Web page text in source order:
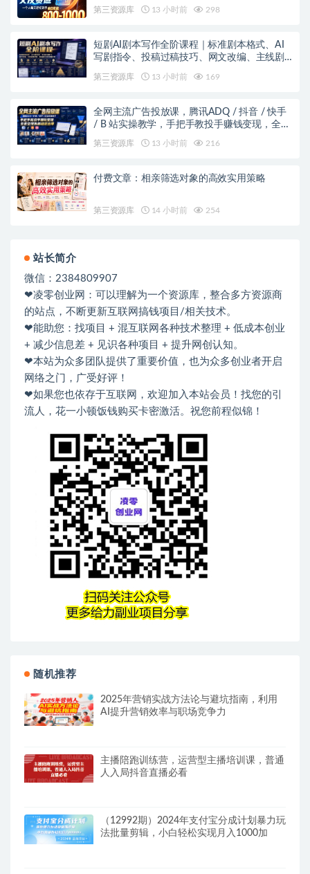
第三资源库 13 小时前 298
短剧AI剧本写作全阶课程｜标准剧本格式、AI
写剧指令、投稿过稿技巧、网文改编、主线剧
第三资源库 13 小时前 169
全网主流广告投放课，腾讯ADQ / 抖音 / 快手
/ B 站实操教学，手把手教投手赚钱变现，全套
第三资源库 13 小时前 216
付费文章：相亲筛选对象的高效实用策略
第三资源库 14 小时前 254
站长简介
微信：2384809907
❤凌零创业网：可以理解为一个资源库，整合多方资源商
的站点，不断更新互联网搞钱项目/相关技术。
❤能助您：找项目 + 混互联网各种技术整理 + 低成本创业
+ 减少信息差 + 见识各种项目 + 提升网创认知。
❤本站为众多团队提供了重要价值，也为众多创业者开启
网络之门，广受好评！
❤如果您也依存于互联网，欢迎加入本站会员！找您的引
流人，花一小顿饭钱购买卡密激活。祝您前程似锦！
随机推荐
2025年营销实战方法论与避坑指南，利用
AI提升营销效率与职场竞争力
主播陪跑训练营，运营型主播培训课，普通
人入局抖音直播必看
（12992期）2024年支付宝分成计划暴力玩
法批量剪辑，小白轻松实现月入1000加